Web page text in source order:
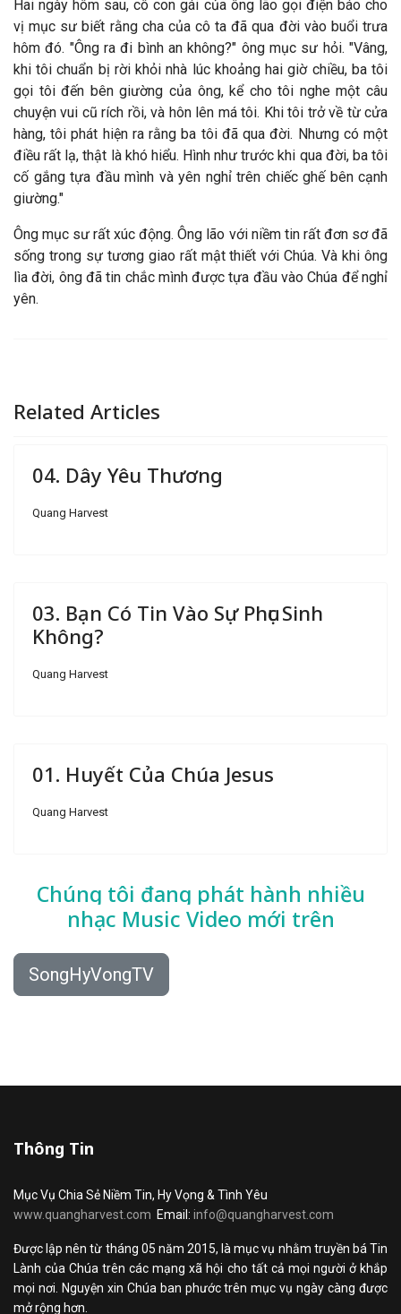
Hai ngày hôm sau, cô con gái của ông lão gọi điện báo cho
vị mục sư biết rằng cha của cô ta đã qua đời vào buổi trưa
hôm đó. "Ông ra đi bình an không?" ông mục sư hỏi. "Vâng,
khi tôi chuẩn bị rời khỏi nhà lúc khoảng hai giờ chiều, ba tôi
gọi tôi đến bên giường của ông, kể cho tôi nghe một câu
chuyện vui cũ rích rồi, và hôn lên má tôi. Khi tôi trở về từ cửa
hàng, tôi phát hiện ra rằng ba tôi đã qua đời. Nhưng có một
điều rất lạ, thật là khó hiểu. Hình như trước khi qua đời, ba tôi
cố gắng tựa đầu mình và yên nghỉ trên chiếc ghế bên cạnh
giường."
Ông mục sư rất xúc động. Ông lão với niềm tin rất đơn sơ đã
sống trong sự tương giao rất mật thiết với Chúa. Và khi ông
lìa đời, ông đã tin chắc mình được tựa đầu vào Chúa để nghỉ
yên.
Related Articles
04. Dây Yêu Thương
Quang Harvest
03. Bạn Có Tin Vào Sự Phục Sinh
Không?
Quang Harvest
01. Huyết Của Chúa Jesus
Quang Harvest
Chúng tôi đang phát hành nhiều
nhạc Music Video mới trên
SongHyVongTV
Thông Tin
Mục Vụ Chia Sẻ Niềm Tin, Hy Vọng & Tình Yêu
www.quangharvest.com Email: info@quangharvest.com
Được lập nên từ tháng 05 năm 2015, là mục vụ nhằm truyền bá Tin
Lành của Chúa trên các mạng xã hội cho tất cả mọi người ở khắp
mọi nơi. Nguyện xin Chúa ban phước trên mục vụ ngày càng được
mở rộng hơn.